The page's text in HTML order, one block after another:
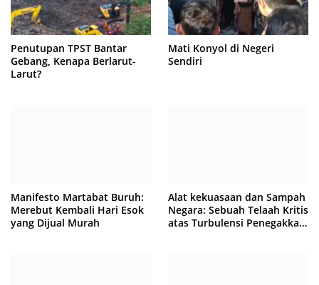
Penutupan TPST Bantar
Gebang, Kenapa Berlarut-
Larut?
Mati Konyol di Negeri
Sendiri
Manifesto Martabat Buruh:
Merebut Kembali Hari Esok
yang Dijual Murah
Alat kekuasaan dan Sampah
Negara: Sebuah Telaah Kritis
atas Turbulensi Penegakkan